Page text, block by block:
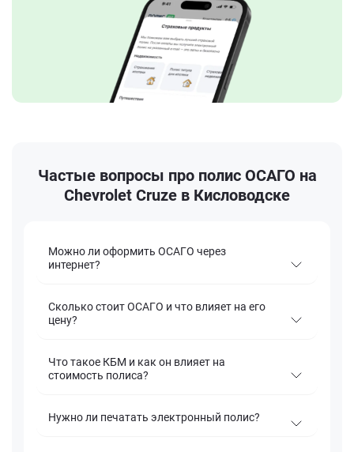
Частые вопросы про полис ОСАГО на
Chevrolet Cruze в Кисловодске
Можно ли оформить ОСАГО через
интернет?
Сколько стоит ОСАГО и что влияет на его
цену?
Что такое КБМ и как он влияет на
стоимость полиса?
Нужно ли печатать электронный полис?